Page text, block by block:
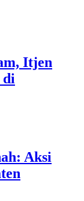
Itjen
di
Aksi